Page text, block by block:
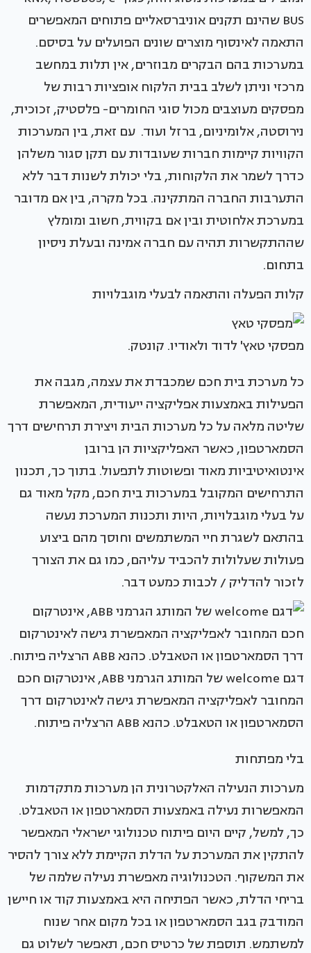
BUS שהינם תקנים אוניברסאליים פתוחים המאפשרים
התאמה לאינסוף מוצרים שונים הפועלים על בסיסם.
במערכות בהם הבקרים מבוזרים, אין תלות במחשב
מרכזי וניתן לשלב בבית הלקוח אופציות רבות של
מפסקים מעוצבים מכול סוגי החומרים- פלסטיק, זכוכית,
נירוסטה, אלומיניום, ברזל ועוד. עם זאת, בין המערכות
הקוויות קיימות חברות שעובדות עם תקן סגור משלהן
כדרך לשמר את הלקוחות, בלי יכולת לשנות דבר ללא
התערבות החברה המתקינה. בכל מקרה, בין אם מדובר
במערכת אלחוטית ובין אם בקווית, חשוב ומומלץ
שההתקשרות תהיה עם חברה אמינה ובעלת ניסיון
בתחום.
קלות הפעלה והתאמה לבעלי מוגבלויות
מפסקי טאץ' לדוד ולאודיו. קונטק.
כל מערכת בית חכם שמכבדת את עצמה, מגבה את
הפעילות באמצעות אפליקציה ייעודית, המאפשרת
שליטה מלאה על כל מערכות הבית ויצירת תרחישים דרך
הסמארטפון, כאשר האפליקציות הן ברובן
אינטואיטיביות מאוד ופשוטות לתפעול. בתוך כך, תכנון
התרחישים המקובל במערכות בית חכם, מקל מאוד גם
על בעלי מוגבלויות, היות ותכנות המערכת נעשה
בהתאם לשגרת חיי המשתמשים וחוסך מהם ביצוע
פעולות שעלולות להכביד עליהם, כמו גם את הצורך
לזכור להדליק / לכבות כמעט דבר.
דגם welcome של המותג הגרמני ABB, אינטרקום חכם
המחובר לאפליקציה המאפשרת גישה לאינטרקום דרך
הסמארטפון או הטאבלט. כהנא ABB הרצליה פיתוח.
בלי מפתחות
מערכות הנעילה האלקטרונית הן מערכות מתקדמות
המאפשרות נעילה באמצעות הסמארטפון או הטאבלט.
כך, למשל, קיים היום פיתוח טכנולוגי ישראלי המאפשר
להתקין את המערכת על הדלת הקיימת ללא צורך להסיר
את המשקוף. הטכנולוגיה מאפשרת נעילה שלמה של
בריחי הדלת, כאשר הפתיחה היא באמצעות קוד או חיישן
המודבק בגב הסמארטפון או בכל מקום אחר שנוח
למשתמש. תוספת של כרטיס חכם, תאפשר לשלוט גם